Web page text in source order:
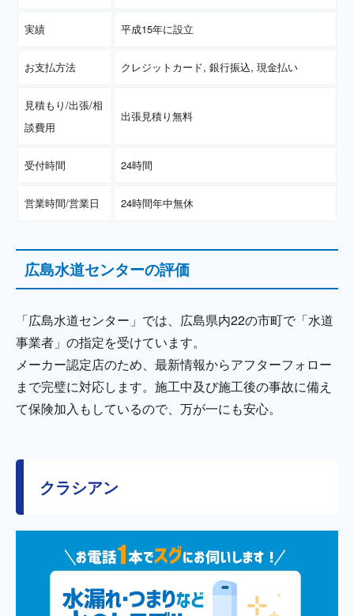
実績 平成15年に設立
お支払方法 クレジットカード, 銀行振込, 現金払い
見積もり/出張/相
談費用
出張見積り無料
受付時間 24時間
営業時間/営業日 24時間年中無休
広島水道センターの評価
「広島水道センター」では、広島県内22の市町で「水道
事業者」の指定を受けています。
メーカー認定店のため、最新情報からアフターフォロー
まで完璧に対応します。施工中及び施工後の事故に備え
て保険加入もしているので、万が一にも安心。
クラシアン